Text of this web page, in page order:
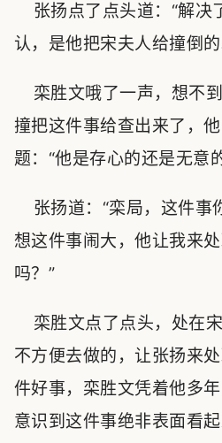
张扬点了点头道：“解决
认，是他把宋夫人给撞倒的
栾胜文哦了一声，想不
撞把这件事给查出来了，
题：“他是存心的还是无意
张扬道：“栾局，这件事
想这件事闹大，他让我来
吗？”
栾胜文点了点头，处在
不方便去做的，让张扬来
件好事，栾胜文凭着他多
意识到这件事绝非表面看